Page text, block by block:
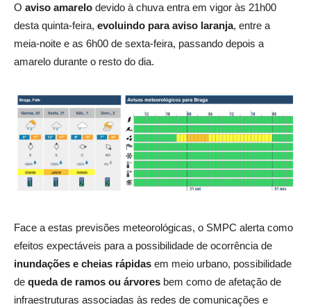
O aviso amarelo devido à chuva entra em vigor às 21h00
desta quinta-feira, evoluindo para aviso laranja, entre a
meia-noite e as 6h00 de sexta-feira, passando depois a
amarelo durante o resto do dia.
Face a estas previsões meteorológicas, o SMPC alerta como
efeitos expectáveis para a possibilidade de ocorrência de
inundações e cheias rápidas em meio urbano, possibilidade
de queda de ramos ou árvores bem como de afetação de
infraestruturas associadas às redes de comunicações e